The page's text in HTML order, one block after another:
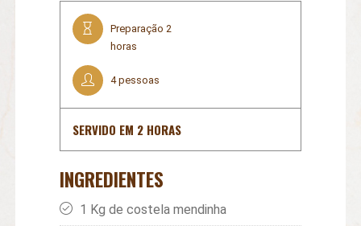
Preparação 2
horas
4 pessoas
SERVIDO EM 2 HORAS
INGREDIENTES
1 Kg de costela mendinha